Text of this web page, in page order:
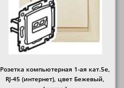
Розетка компьютерная 1-ая кат.5е,
RJ-45 (интернет), цвет Бежевый,